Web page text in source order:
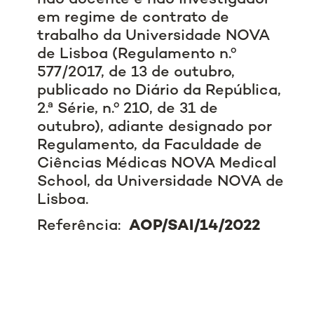
em regime de contrato de
trabalho da Universidade NOVA
de Lisboa (Regulamento n.º
577/2017, de 13 de outubro,
publicado no Diário da República,
2.ª Série, n.º 210, de 31 de
outubro), adiante designado por
Regulamento, da Faculdade de
Ciências Médicas NOVA Medical
School, da Universidade NOVA de
Lisboa.
Referência:AOP/SAI/14/2022